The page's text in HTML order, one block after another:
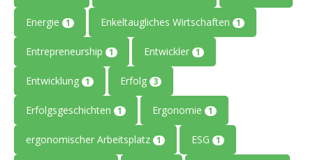
Energie 1 Enkeltaugliches Wirtschaften 1
Entrepreneurship 1 Entwickler 1
Entwicklung 1 Erfolg 3
Erfolgsgeschichten 1 Ergonomie 1
ergonomischer Arbeitsplatz 1 ESG 1